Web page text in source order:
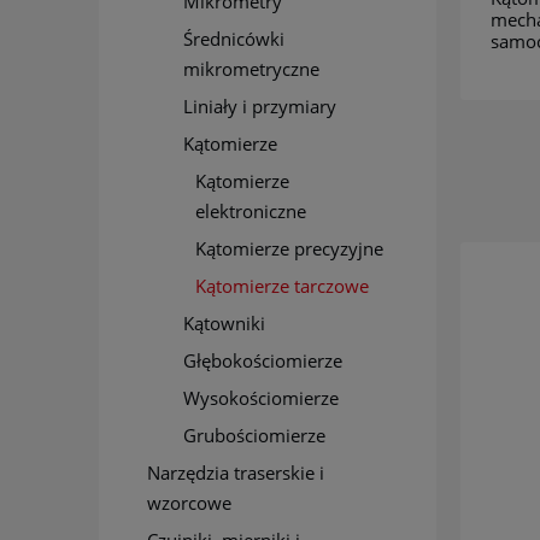
Średnicówki
mikrometryczne
Liniały i przymiary
Kątomierze
Kątomierze
elektroniczne
Kątomierze precyzyjne
Kątomierze tarczowe
Kątowniki
Głębokościomierze
Wysokościomierze
Grubościomierze
Narzędzia traserskie i
wzorcowe